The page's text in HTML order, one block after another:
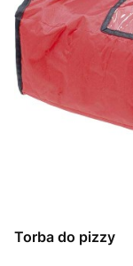
Torba do pizzy